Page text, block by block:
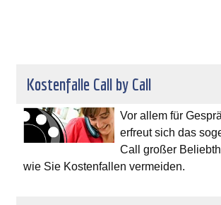
Kostenfalle Call by Call
Vor allem für
erfreut sich das
Call großer
wie Sie Kostenfallen vermeiden.